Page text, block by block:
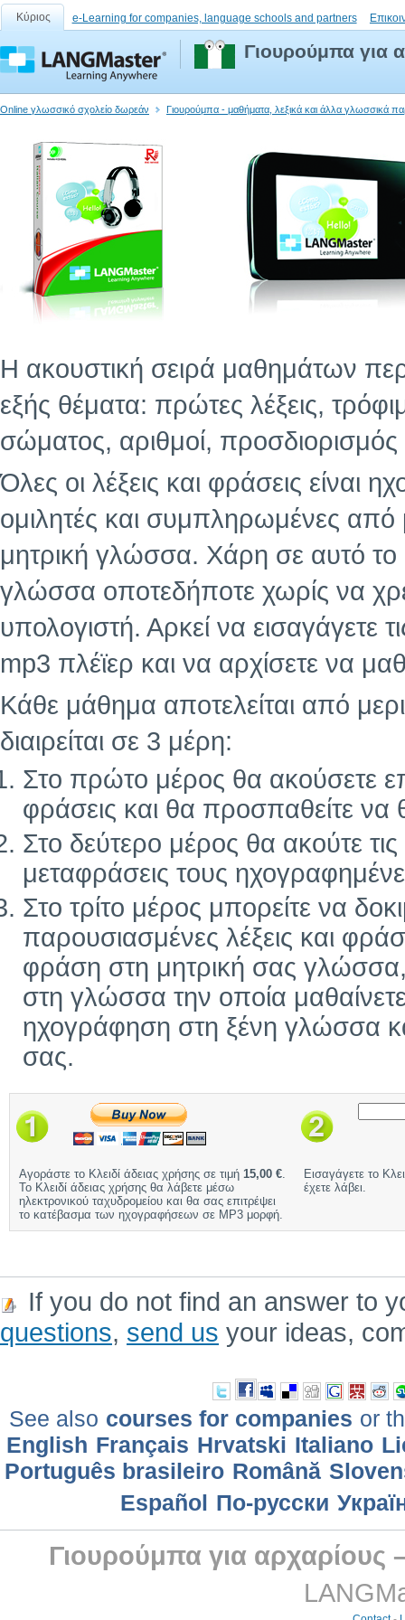
Κύριος e-Learning for companies, language schools and partners
Γιουρούμπα για
Online γλωσσικό σχολείο δωρεάν Γιουρούμπα - μαθήματα, λεξικά και άλλα γλωσσικά
Η ακουστική σειρά μαθημάτων
εξής θέματα: πρώτες λέξεις,
σώματος, αριθμοί,
Όλες οι λέξεις και φράσεις είναι
ομιλητές και συμπληρωμένες
μητρική γλώσσα. Χάρη σε αυτό
γλώσσα οποτεδήποτε χωρίς να
υπολογιστή. Αρκεί να εισαγάγετε
mp3 πλέϊερ και να αρχίσετε να
Κάθε μάθημα αποτελείται από
διαιρείται σε 3 μέρη:
Στο πρώτο μέρος θα ακούσετε
φράσεις και θα προσπαθείτε να
Στο δεύτερο μέρος θα ακούτε τις
μεταφράσεις τους
Στο τρίτο μέρος μπορείτε να
παρουσιασμένες λέξεις και
φράση στη μητρική σας
στη γλώσσα την οποία
ηχογράφηση στη ξένη γλώσσα
σας.
Αγοράστε το Κλειδί άδειας χρήσης σε τιμή 15,00 €.
Το Κλειδί άδειας χρήσης θα λάβετε μέσω
ηλεκτρονικού ταχυδρομείου και θα σας επιτρέψει
το κατέβασμα των ηχογραφήσεων σε MP3 μορφή.
Εισαγάγετε το
έχετε λάβει.
If you do not find an answer to
questions, send us your ideas,
See also courses for companies or
English Français Hrvatski Italiano
Português brasileiro Română
Еspañol По-русски
Γιουρούμπα για αρχαρίους